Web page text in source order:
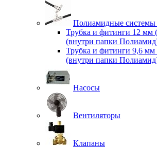
Полиамидные системы
Трубка и фитинги 12 мм
(внутри папки
Трубка и фитинги 9,6
(внутри папки
Насосы
Вентиляторы
Клапаны